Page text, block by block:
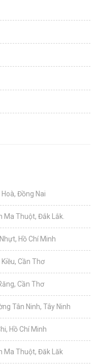
Đồng Nai
Ma Thuột, Đắk Lắk.
Hồ Chí Minh
Cần Thơ
Cần Thơ
Tân Ninh, Tây Ninh
Hồ Chí Minh
Ma Thuột, Đăk Lăk